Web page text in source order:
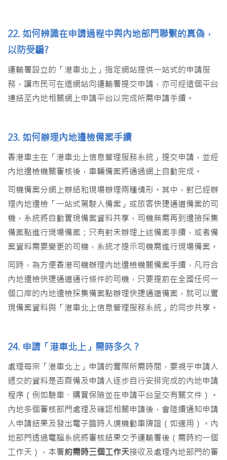
22. 如何辨識在申請過程中與內地部門聯繫的真偽，
以防受騙?
運輸署設立的「港車北上」指定網站提供一站式的申請服
務，讓市民可在這網站向運輸署提交申請，亦可經這個平台
連結至內地相關網上申請平台以完成所需申請手續。
23. 如何辦理內地邊檢備案手續
香港車主在「港車北上信息管理服務系統」提交申請，並經
內地邊檢機關審核後，車輛備案將通過網上自動完成。
司機備案分網上辦結和現場辦理兩種情形。其中，對已經辦
理內地邊檢「一站式駕駛人備案」或旅客快捷通道備案的司
機，系統將自動實現備案資料共享，司機無需再到邊撿採集
備案點進行現場備案；只有對未辦理上述備案手續，或者備
案資料需要變更的司機，系統才提示司機需進行現場備案。
同時，為方便香港司機辦理內地邊檢機關備案手續，凡符合
內地邊檢快捷通道通行條件的司機，只要提前在全國任何一
個口岸的內地邊檢採集備案點辦理快捷通道備案，就可以實
現備案資料與「港車北上信息管理服務系統」的同步共享。
24. 申請「港車北上」需時多久？
處理每宗「港車北上」申請的實際所需時間，要視乎申請人
遞交的資料是否齊備及申請人逐步自行安排完成的內地申請
程序（例如驗車、購買保險並在申請平台呈交有關文件）。
內地多個審核部門處理及確認相關申請後，會陸續通知申請
人申請結果及發出電子臨時入境機動車牌證（如適用）。內
地部門透過電腦系統將審核結果交予運輸署後（需時約一個
工作天），本署約需時三個工作天接收及處理內地部門的審